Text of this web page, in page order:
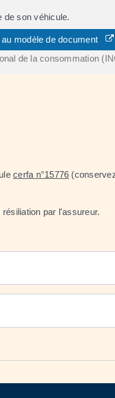
de son véhicule.
modèle de document
de la consommation
cerfa n°15776
par l'assureur.